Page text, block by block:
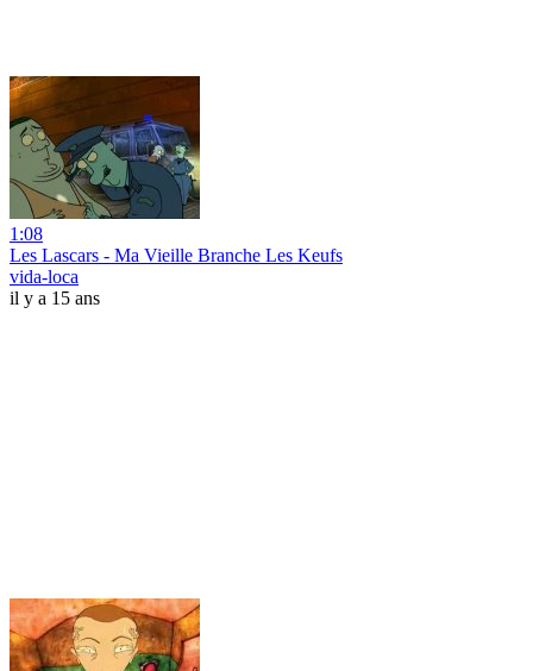
1:08
Les Lascars - Ma Vieille Branche Les Keufs
vida-loca
il y a 15 ans